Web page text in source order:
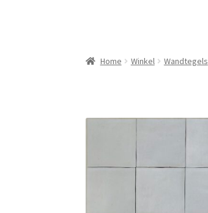
Home Winkel Wandtegels